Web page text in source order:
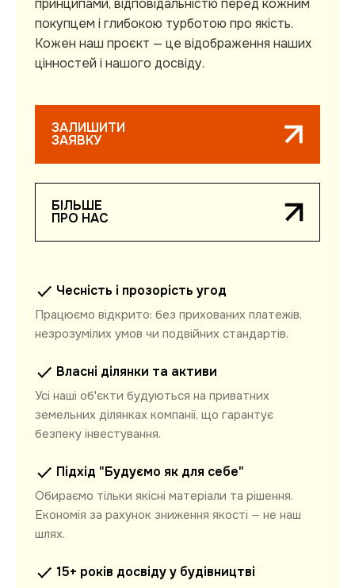
покупцем і глибокою турботою про якість.
Кожен наш проєкт — це відображення наших
цінностей і нашого досвіду.
ЗАЛИШИТИ
ЗАЯВКУ
БIЛЬШЕ
ПРО НАС
Чесність і прозорість угод
Працюємо відкрито: без прихованих платежів,
незрозумілих умов чи подвійних стандартів.
Власні ділянки та активи
Усі наші об'єкти будуються на приватних
земельних ділянках компанії, що гарантує
безпеку інвестування.
Підхід "Будуємо як для себе"
Обираємо тільки якісні матеріали та рішення.
Економія за рахунок зниження якості — не наш
шлях.
15+ років досвіду у будівництві